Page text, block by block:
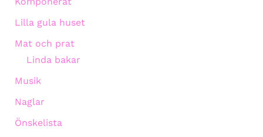
Lilla gula huset
Mat och prat
Linda bakar
Musik
Naglar
Önskelista